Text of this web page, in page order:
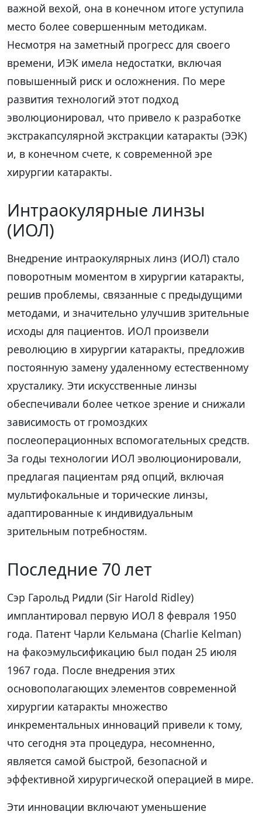
важной вехой, она в конечном итоге уступила
место более совершенным методикам.
Несмотря на заметный прогресс для своего
времени, ИЭК имела недостатки, включая
повышенный риск и осложнения. По мере
развития технологий этот подход
эволюционировал, что привело к разработке
экстракапсулярной экстракции катаракты (ЭЭК)
и, в конечном счете, к современной эре
хирургии катаракты.
Интраокулярные линзы
(ИОЛ)
Внедрение интраокулярных линз (ИОЛ) стало
поворотным моментом в хирургии катаракты,
решив проблемы, связанные с предыдущими
методами, и значительно улучшив зрительные
исходы для пациентов. ИОЛ произвели
революцию в хирургии катаракты, предложив
постоянную замену удаленному естественному
хрусталику. Эти искусственные линзы
обеспечивали более четкое зрение и снижали
зависимость от громоздких
послеоперационных вспомогательных средств.
За годы технологии ИОЛ эволюционировали,
предлагая пациентам ряд опций, включая
мультифокальные и торические линзы,
адаптированные к индивидуальным
зрительным потребностям.
Последние 70 лет
Сэр Гарольд Ридли (Sir Harold Ridley)
имплантировал первую ИОЛ 8 февраля 1950
года. Патент Чарли Кельмана (Charlie Kelman)
на факоэмульсификацию был подан 25 июля
1967 года. После внедрения этих
основополагающих элементов современной
хирургии катаракты множество
инкрементальных инноваций привели к тому,
что сегодня эта процедура, несомненно,
является самой быстрой, безопасной и
эффективной хирургической операцией в мире.
Эти инновации включают уменьшение